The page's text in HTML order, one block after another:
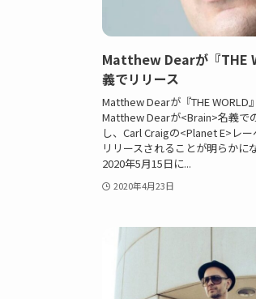
Matthew Dearが『THE
義でリリース
Matthew Dearが『THE WORLD
Matthew Dearが<Brain>名義で
し、Carl Craigの<Planet E>レ
リリースされることが明らかに
2020年5月15日に...
2020年4月23日